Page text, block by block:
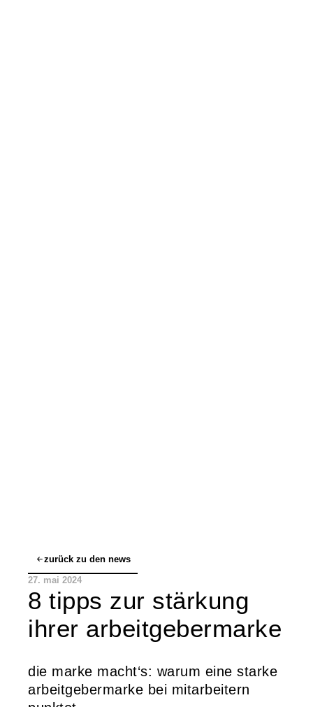
zurück zu den news
27. mai 2024
8 tipps zur stärkung
ihrer arbeitgebermarke
die marke macht‘s: warum eine starke
arbeitgebermarke bei mitarbeitern